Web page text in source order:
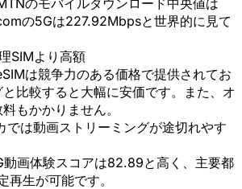
の5Gは227.92Mbpsと世界的に見て
SIMより高額
は競争力のある価格で提供されてお
比較すると大幅に安価です。また、オ
もかかりません。
では動画ストリーミングが途切れやす
動画体験スコアは82.89と高く、主要都
再生が可能です。